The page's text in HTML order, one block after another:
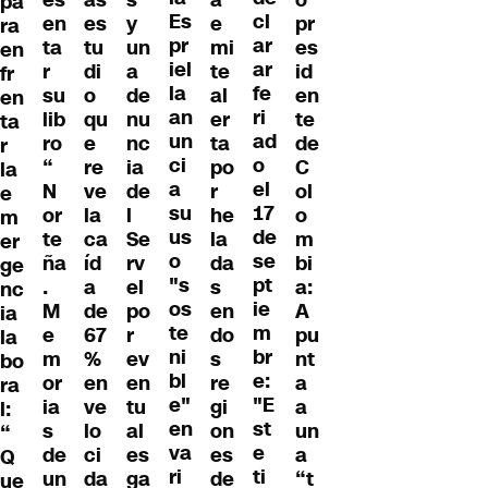
ra
en
fr
en
ta
r
la
e
m
er
ge
nc
ia
la
bo
ra
l:
“
Q
ue
en
ta
r
su
lib
ro
“
N
or
te
ña
.
M
e
m
or
ia
s
de
un
es
tu
di
o
qu
e
re
ve
la
ca
íd
a
de
67
%
en
ve
lo
ci
da
y
un
a
de
nu
nc
ia
de
l
Se
rv
el
po
r
ev
en
tu
al
es
ga
Es
pr
iel
la
an
un
ci
a
su
us
o
"s
os
te
ni
bl
e"
en
va
ri
e
mi
te
al
er
ta
po
r
he
la
da
s
en
do
s
re
gi
on
es
de
cl
ar
ar
fe
ri
ad
o
el
17
de
se
pt
ie
m
br
e:
"E
st
e
ti
pr
es
id
en
te
de
C
ol
o
m
bi
a:
A
pu
nt
a
a
un
a
“t